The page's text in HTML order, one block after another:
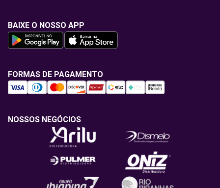
BAIXE O NOSSO APP
FORMAS DE PAGAMENTO
NOSSOS NEGÓCIOS